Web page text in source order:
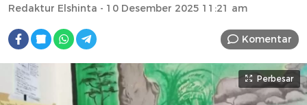
Redaktur Elshinta - 10 Desember 2025 11:21 am
Komentar
Perbesar